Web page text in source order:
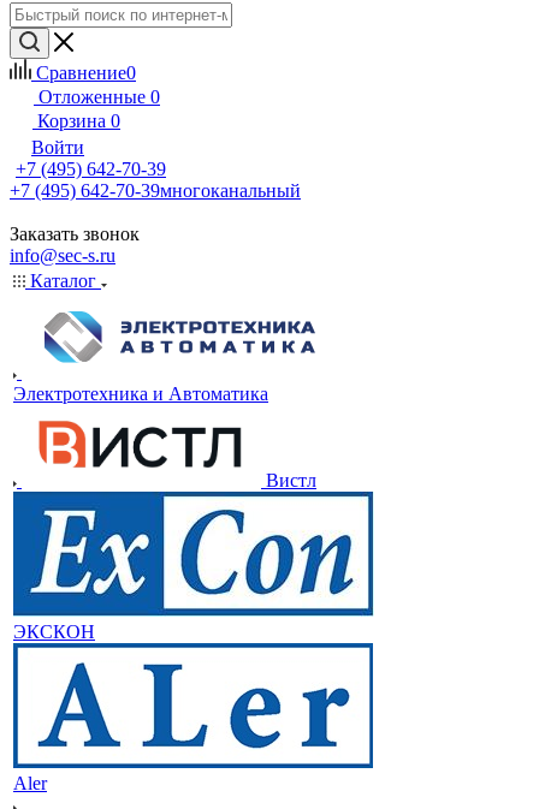
Сравнение0
Отложенные 0
Корзина 0
Войти
+7 (495) 642-70-39
+7 (495) 642-70-39многоканальный
Заказать звонок
info@sec-s.ru
Каталог
Электротехника и Автоматика
Вистл
ЭКСКОН
Aler